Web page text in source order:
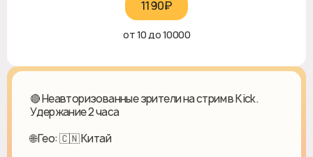
1190₽‎
от 10 до 10000
🔴 Неавторизованные зрители на стрим в Kick.
Удержание 2 часа
🌐 Гео: 🇨🇳 Китай